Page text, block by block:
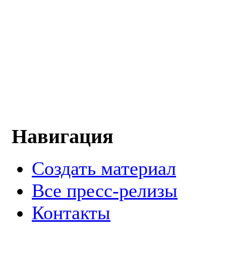
Навигация
Создать материал
Все пресс-релизы
Контакты